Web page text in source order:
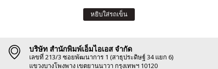
หยิบใส่รถเข็น
บริษัท สำนักพิมพ์เอ็มไอเอส จำกัด
เลขที่ 213/3 ซอยพัฒนาการ 1 (สาธุประดิษฐ์ 34 แยก 6)
แขวงบางโพงพาง เขตยานนาวา กรุงเทพฯ 10120